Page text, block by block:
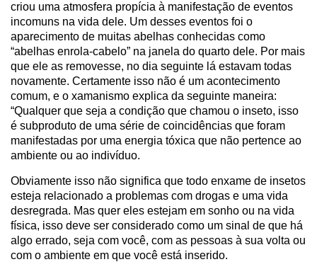
criou uma atmosfera propícia à manifestação de eventos
incomuns na vida dele. Um desses eventos foi o
aparecimento de muitas abelhas conhecidas como
“abelhas enrola-cabelo” na janela do quarto dele. Por mais
que ele as removesse, no dia seguinte lá estavam todas
novamente. Certamente isso não é um acontecimento
comum, e o xamanismo explica da seguinte maneira:
“Qualquer que seja a condição que chamou o inseto, isso
é subproduto de uma série de coincidências que foram
manifestadas por uma energia tóxica que não pertence ao
ambiente ou ao indivíduo.
Obviamente isso não significa que todo enxame de insetos
esteja relacionado a problemas com drogas e uma vida
desregrada. Mas quer eles estejam em sonho ou na vida
física, isso deve ser considerado como um sinal de que há
algo errado, seja com você, com as pessoas à sua volta ou
com o ambiente em que você está inserido.